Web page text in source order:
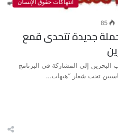
انتهاكات حقوق الإنسان
85
جديدة تتحدى قمع
14 فبراير شعب البحرين إلى المشاركة في البرنامج
تحت شعار “هيهات…